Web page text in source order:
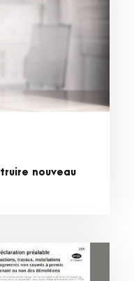
nouveau